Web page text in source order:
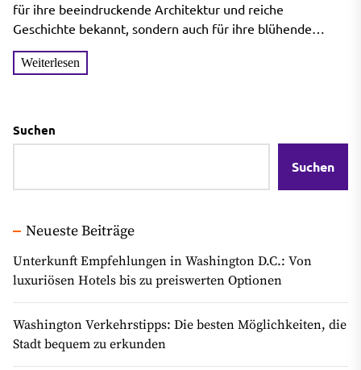
für ihre beeindruckende Architektur und reiche
Geschichte bekannt, sondern auch für ihre blühende
Musikszene. Die Musikszene von...
Weiterlesen
Suchen
Suchen
Neueste Beiträge
Unterkunft Empfehlungen in Washington D.C.: Von
luxuriösen Hotels bis zu preiswerten Optionen
Washington Verkehrstipps: Die besten Möglichkeiten, die
Stadt bequem zu erkunden